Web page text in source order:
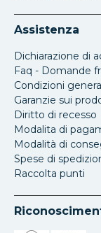
Assistenza
Dichiarazione di
Faq - Domande
Condizioni
Garanzie sui
Diritto di recesso
Modalita di
Modalità di
Spese di
Raccolta punti